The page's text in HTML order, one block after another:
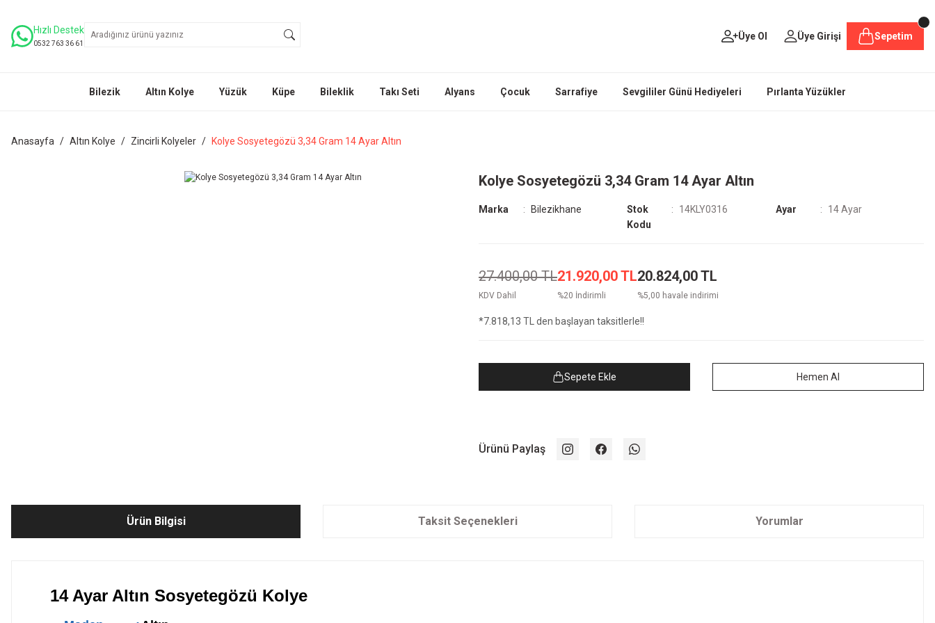
Hızlı Destek
0532 763 36 61
Üye Ol Üye Girişi Sepetim
Bilezik Altın Kolye Yüzük Küpe Bileklik Takı Seti Alyans Çocuk Sarrafiye Sevgililer Günü Hediyeleri Pırlanta Yüzükler
Anasayfa Altın Kolye Zincirli Kolyeler Kolye Sosyetegözü 3,34 Gram 14 Ayar Altın
Kolye Sosyetegözü 3,34 Gram 14 Ayar Altın
Marka Bilezikhane
Stok
Kodu
14KLY0316 Ayar 14 Ayar
27.400,00 TL
KDV Dahil
21.920,00 TL
%20 İndirimli
20.824,00 TL
%5,00 havale indirimi
*7.818,13 TL den başlayan taksitlerle!!
Sepete Ekle Hemen Al
Ürünü Paylaş
Ürün Bilgisi Taksit Seçenekleri Yorumlar
14 Ayar Altın Sosyetegözü Kolye